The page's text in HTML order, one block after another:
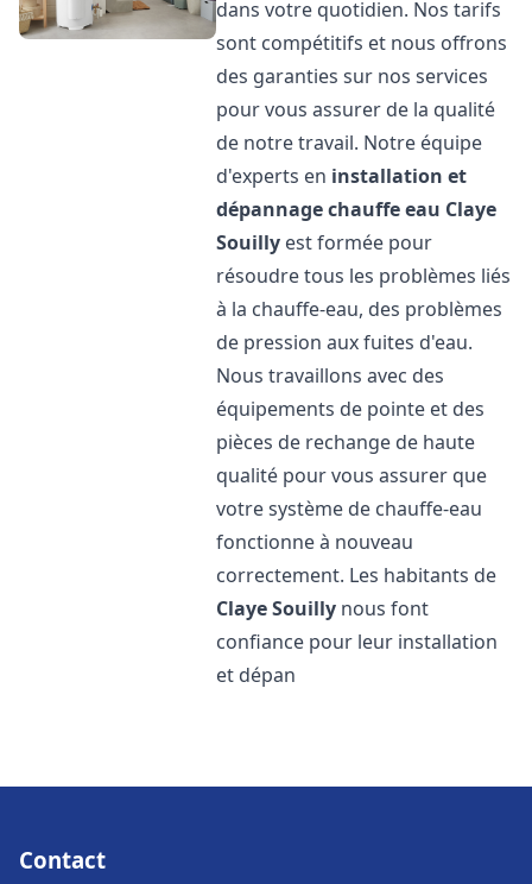
dans votre quotidien. Nos tarifs
sont compétitifs et nous offrons
des garanties sur nos services
pour vous assurer de la qualité
de notre travail. Notre équipe
d'experts en installation et
dépannage chauffe eau Claye
Souilly est formée pour
résoudre tous les problèmes liés
à la chauffe-eau, des problèmes
de pression aux fuites d'eau.
Nous travaillons avec des
équipements de pointe et des
pièces de rechange de haute
qualité pour vous assurer que
votre système de chauffe-eau
fonctionne à nouveau
correctement. Les habitants de
Claye Souilly nous font
confiance pour leur installation
et dépan
Contact